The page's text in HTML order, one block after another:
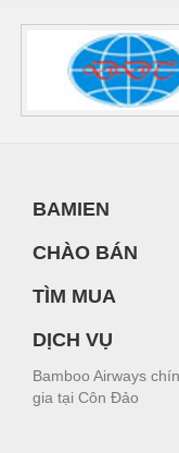
BAMIEN
CHÀO BÁN
TÌM MUA
DỊCH VỤ
Bamboo Airways
gia tại Côn Đảo